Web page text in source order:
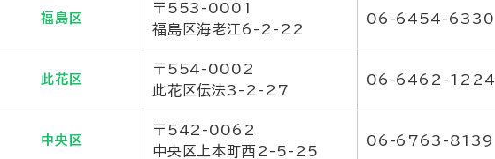
福島区
〒553-0001
福島区海老江6-2-22
06-6454-6330
此花区
〒554-0002
此花区伝法3-2-27
06-6462-1224
中央区
〒542-0062
中央区上本町西2-5-25
06-6763-8139